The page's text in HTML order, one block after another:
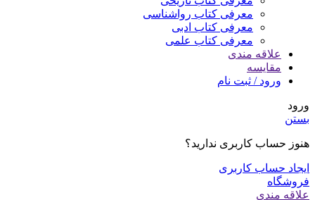
معرفی کتاب رواشناسی
معرفی کتاب ادبی
معرفی کتاب علمی
علاقه مندی
مقایسه
ورود / ثبت نام
ورود
بستن
هنوز حساب کاربری ندارید؟
ایجاد حساب کاربری
فروشگاه
علاقه مندی